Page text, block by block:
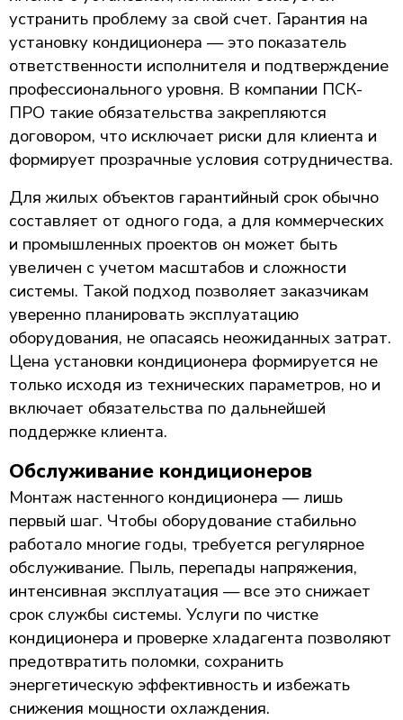
устранить проблему за свой счет. Гарантия на
установку кондиционера — это показатель
ответственности исполнителя и подтверждение
профессионального уровня. В компании ПСК-
ПРО такие обязательства закрепляются
договором, что исключает риски для клиента и
формирует прозрачные условия сотрудничества.
Для жилых объектов гарантийный срок обычно
составляет от одного года, а для коммерческих
и промышленных проектов он может быть
увеличен с учетом масштабов и сложности
системы. Такой подход позволяет заказчикам
уверенно планировать эксплуатацию
оборудования, не опасаясь неожиданных затрат.
Цена установки кондиционера формируется не
только исходя из технических параметров, но и
включает обязательства по дальнейшей
поддержке клиента.
Обслуживание кондиционеров
Монтаж настенного кондиционера — лишь
первый шаг. Чтобы оборудование стабильно
работало многие годы, требуется регулярное
обслуживание. Пыль, перепады напряжения,
интенсивная эксплуатация — все это снижает
срок службы системы. Услуги по чистке
кондиционера и проверке хладагента позволяют
предотвратить поломки, сохранить
энергетическую эффективность и избежать
снижения мощности охлаждения.